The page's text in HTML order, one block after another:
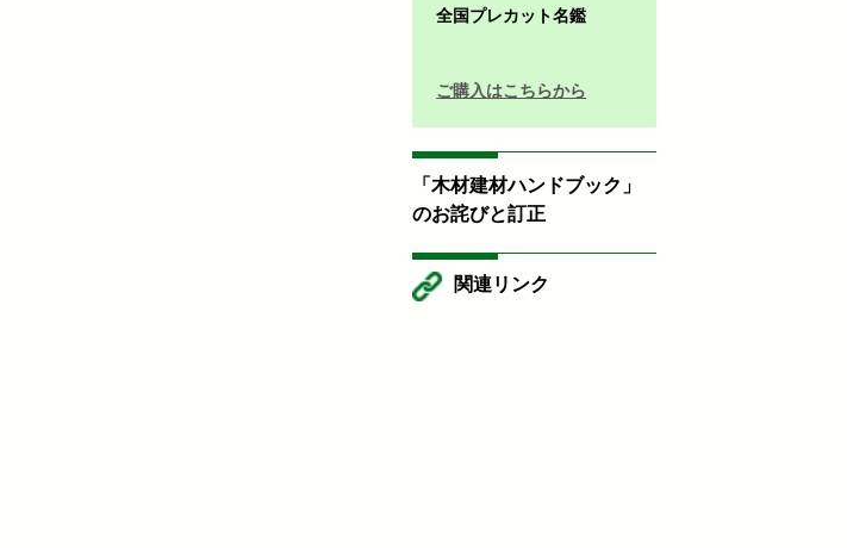
全国プレカット名鑑
ご購入はこちらから
「木材建材ハンドブック」
のお詫びと訂正
関連リンク